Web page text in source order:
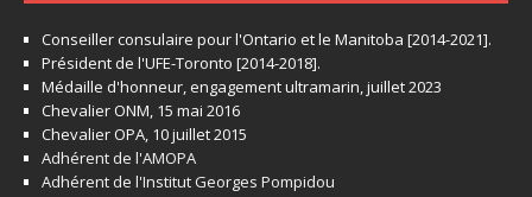
Conseiller consulaire pour l'Ontario et le Manitoba [2014-2021].
Président de l'UFE-Toronto [2014-2018].
Médaille d'honneur, engagement ultramarin, juillet 2023
Chevalier ONM, 15 mai 2016
Chevalier OPA, 10 juillet 2015
Adhérent de l'AMOPA
Adhérent de l'Institut Georges Pompidou